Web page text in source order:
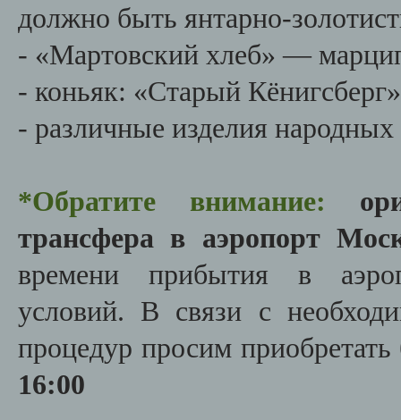
должно быть янтарно-
- «Мартовский хлеб» —
- коньяк: «Старый
- различные изделия
*Обратите внимание:
трансфера в аэропорт
времени прибытия в
условий. В связи с
процедур просим
16:00